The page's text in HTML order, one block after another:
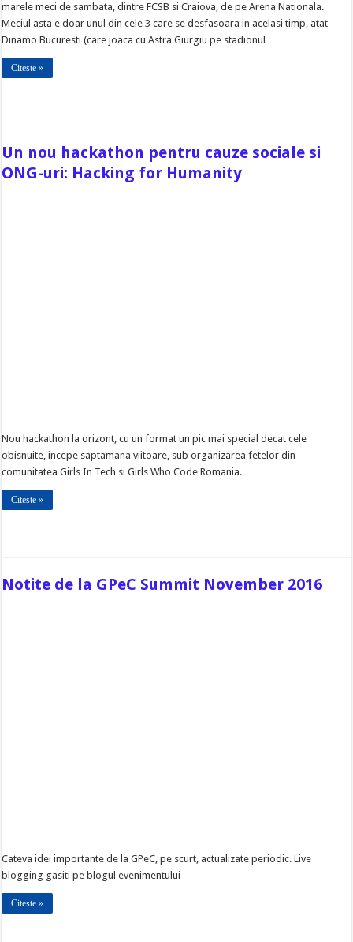
marele meci de sambata, dintre FCSB si Craiova, de pe Arena Nationala.
Meciul asta e doar unul din cele 3 care se desfasoara in acelasi timp, atat
Dinamo Bucuresti (care joaca cu Astra Giurgiu pe stadionul …
Citeste »
Un nou hackathon pentru cauze sociale si
ONG-uri: Hacking for Humanity
Nou hackathon la orizont, cu un format un pic mai special decat cele
obisnuite, incepe saptamana viitoare, sub organizarea fetelor din
comunitatea Girls In Tech si Girls Who Code Romania.
Citeste »
Notite de la GPeC Summit November 2016
Cateva idei importante de la GPeC, pe scurt, actualizate periodic. Live
blogging gasiti pe blogul evenimentului
Citeste »